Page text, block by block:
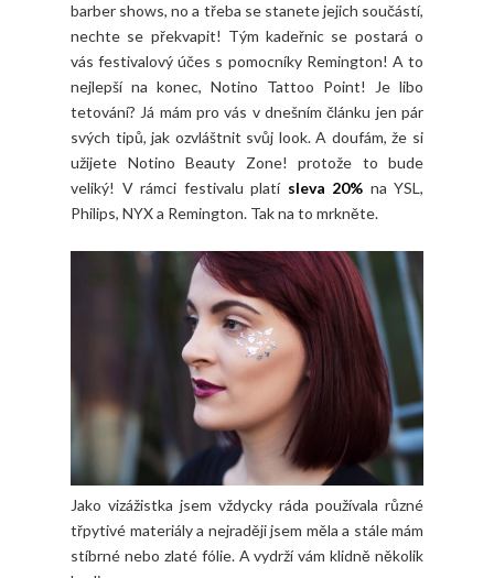
barber shows, no a třeba se stanete jejich součástí,
nechte se překvapit! Tým kadeřnic se postará o
vás festivalový účes s pomocníky Remington! A to
nejlepší na konec, Notino Tattoo Point! Je libo
tetování? Já mám pro vás v dnešním článku jen pár
svých tipů, jak ozvláštnit svůj look. A doufám, že si
užijete Notino Beauty Zone! protože to bude
veliký! V rámci festivalu platí sleva 20% na YSL,
Philips, NYX a Remington. Tak na to mrkněte.
Jako vizážistka jsem vždycky ráda používala různé
třpytivé materiály a nejraději jsem měla a stále mám
stíbrné nebo zlaté fólie. A vydrží vám klidně několik